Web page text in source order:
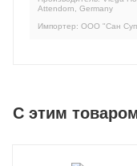
Attendorn, Germany
Импортер: ООО "Сан
C этим